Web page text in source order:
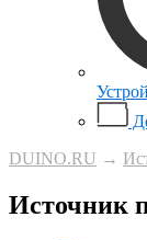
DUINO.RU →
Источник